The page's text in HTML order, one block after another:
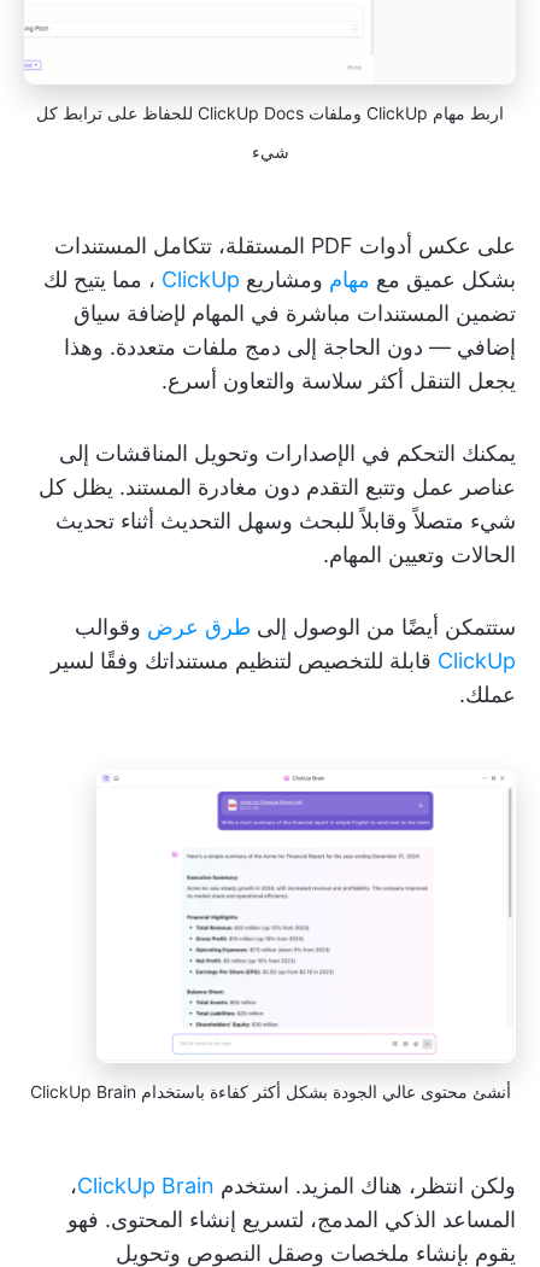
اربط مهام ClickUp وملفات ClickUp Docs للحفاظ على ترابط كل
شيء
على عكس أدوات PDF المستقلة، تتكامل المستندات
بشكل عميق مع مهام ومشاريع ClickUp ، مما يتيح لك
تضمين المستندات مباشرة في المهام لإضافة سياق
إضافي — دون الحاجة إلى دمج ملفات متعددة. وهذا
يجعل التنقل أكثر سلاسة والتعاون أسرع.
يمكنك التحكم في الإصدارات وتحويل المناقشات إلى
عناصر عمل وتتبع التقدم دون مغادرة المستند. يظل كل
شيء متصلاً وقابلاً للبحث وسهل التحديث أثناء تحديث
الحالات وتعيين المهام.
ستتمكن أيضًا من الوصول إلى طرق عرض وقوالب
ClickUp قابلة للتخصيص لتنظيم مستنداتك وفقًا لسير
عملك.
أنشئ محتوى عالي الجودة بشكل أكثر كفاءة باستخدام ClickUp Brain
ولكن انتظر، هناك المزيد. استخدم ClickUp Brain،
المساعد الذكي المدمج، لتسريع إنشاء المحتوى. فهو
يقوم بإنشاء ملخصات وصقل النصوص وتحويل